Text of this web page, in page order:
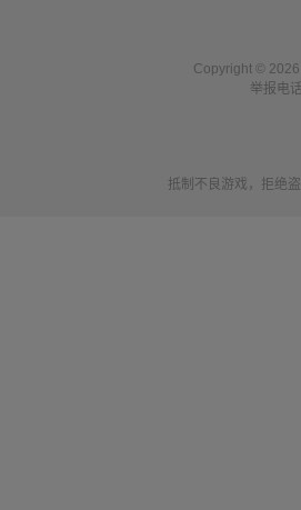
Copyright ©
举报电
抵制不良游戏，拒绝